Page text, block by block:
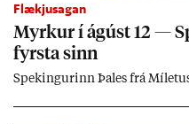
Flækjusagan
Myrk­ur í ág­úst 12 —
fyrsta sinn
Spek­ing­ur­inn Þa­les frá